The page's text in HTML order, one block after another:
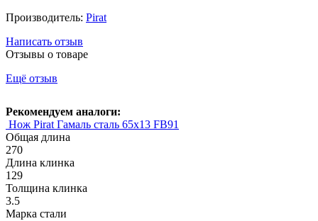
Производитель: Pirat
Написать отзыв
Отзывы о товаре
Ещё отзыв
Рекомендуем аналоги:
Нож Pirat Гамаль сталь 65х13 FB91
Общая длина
270
Длина клинка
129
Толщина клинка
3.5
Марка стали